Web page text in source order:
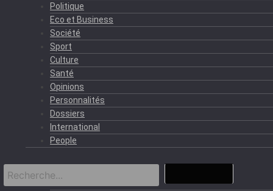
Politique
Eco et Business
Société
Sport
Culture
Santé
Opinions
Personnalités
Dossiers
International
People